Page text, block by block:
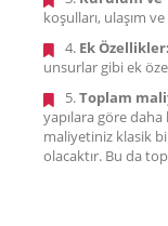
koşulları, ulaşım
4. Ek Özellikler:
unsurlar gibi ek
5.Toplam
yapılara göre
maliyetiniz klasik
olacaktır. Bu da